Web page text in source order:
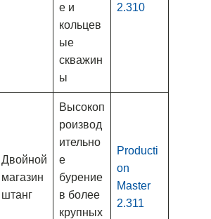
е и
кольцев
ые
скважин
ы
2.310
Двойной
магазин
штанг
Высокоп
роизвод
ительно
е
бурение
в более
крупных
Producti
on
Master
2.311